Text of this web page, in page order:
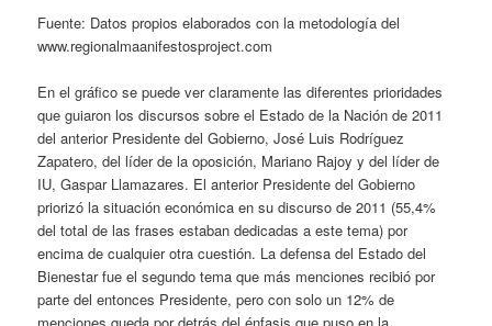
Fuente: Datos propios elaborados con la metodología del
www.regionalmaanifestosproject.com
En el gráfico se puede ver claramente las diferentes prioridades
que guiaron los discursos sobre el Estado de la Nación de 2011
del anterior Presidente del Gobierno, José Luis Rodríguez
Zapatero, del líder de la oposición, Mariano Rajoy y del líder de
IU, Gaspar Llamazares. El anterior Presidente del Gobierno
priorizó la situación económica en su discurso de 2011 (55,4%
del total de las frases estaban dedicadas a este tema) por
encima de cualquier otra cuestión. La defensa del Estado del
Bienestar fue el segundo tema que más menciones recibió por
parte del entonces Presidente, pero con solo un 12% de